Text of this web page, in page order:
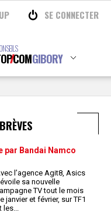
SE CONNECTER
COMGIBORY
par Bandai Namco
l’agence Agit8, Asics
sa nouvelle
TV tout le mois
janvier et février, sur TF1
les...